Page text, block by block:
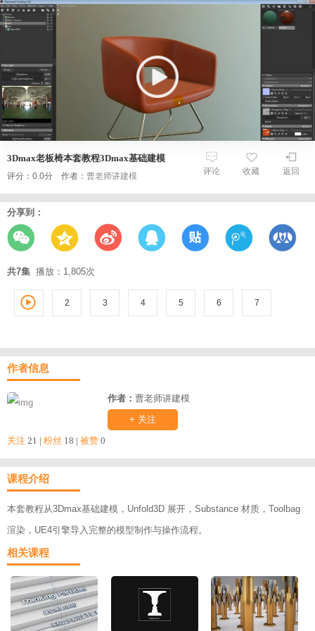
3Dmax老板椅本套教程3Dmax基础建模
评分：0.0分 作者： 曹老师讲建模 返回
收藏
评论
分享到：
共7集 播放：1,805次
1
2 3 4 5 6 7
作者信息
作者：曹老师讲建模
+ 关注
关注 21 | 粉丝 18 | 被赞 0
课程介绍
本套教程从3Dmax基础建模，Unfold3D 展开，Substance 材质，Toolbag
渲染，UE4引擎导入完整的模型制作与操作流程。
相关课程